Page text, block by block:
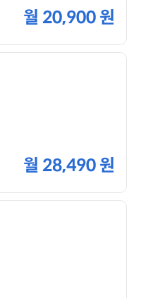
월 20,900 원
월 28,490 원